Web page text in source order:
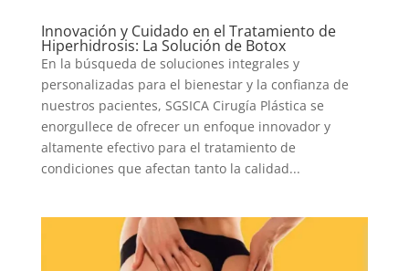
Innovación y Cuidado en el Tratamiento de
Hiperhidrosis: La Solución de Botox
En la búsqueda de soluciones integrales y
personalizadas para el bienestar y la confianza de
nuestros pacientes, SGSICA Cirugía Plástica se
enorgullece de ofrecer un enfoque innovador y
altamente efectivo para el tratamiento de
condiciones que afectan tanto la calidad...